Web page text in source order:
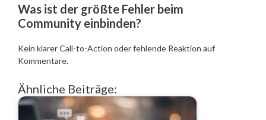
Was ist der größte Fehler beim
Community einbinden?
Kein klarer Call-to-Action oder fehlende Reaktion auf
Kommentare.
Ähnliche Beiträge: